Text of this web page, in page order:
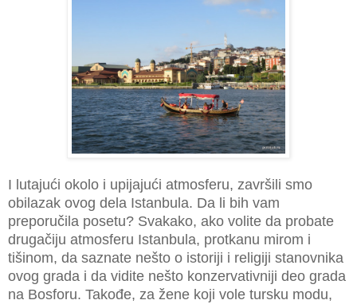
I lutajući okolo i upijajući atmosferu, završili smo
obilazak ovog dela Istanbula. Da li bih vam
preporučila posetu? Svakako, ako volite da probate
drugačiju atmosferu Istanbula, protkanu mirom i
tišinom, da saznate nešto o istoriji i religiji stanovnika
ovog grada i da vidite nešto konzervativniji deo grada
na Bosforu. Takođe, za žene koji vole tursku modu,